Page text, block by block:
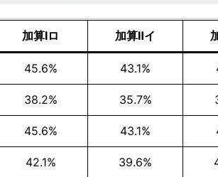
加算Ⅰロ 加算Ⅱイ
45.6% 43.1%
38.2% 35.7%
45.6% 43.1%
42.1% 39.6%